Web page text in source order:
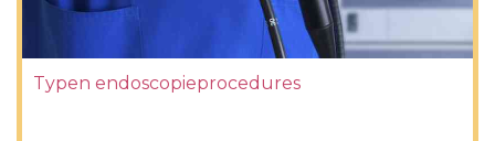
Typen endoscopieprocedures